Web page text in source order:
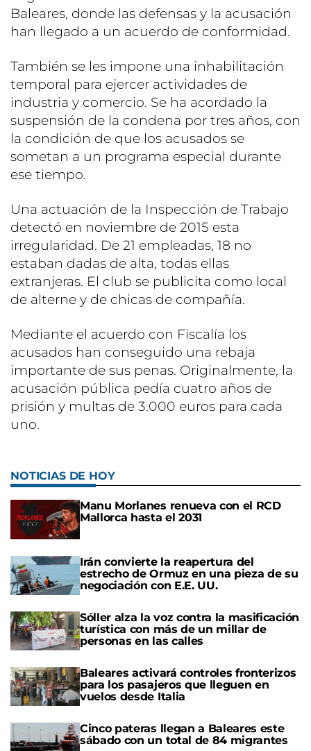
Baleares, donde las defensas y la acusación
han llegado a un acuerdo de conformidad.
También se les impone una inhabilitación
temporal para ejercer actividades de
industria y comercio. Se ha acordado la
suspensión de la condena por tres años, con
la condición de que los acusados se
sometan a un programa especial durante
ese tiempo.
Una actuación de la Inspección de Trabajo
detectó en noviembre de 2015 esta
irregularidad. De 21 empleadas, 18 no
estaban dadas de alta, todas ellas
extranjeras. El club se publicita como local
de alterne y de chicas de compañía.
Mediante el acuerdo con Fiscalía los
acusados han conseguido una rebaja
importante de sus penas. Originalmente, la
acusación pública pedía cuatro años de
prisión y multas de 3.000 euros para cada
uno.
NOTICIAS DE HOY
Manu Morlanes renueva con el RCD
Mallorca hasta el 2031
Irán convierte la reapertura del
estrecho de Ormuz en una pieza de su
negociación con E.E. UU.
Sóller alza la voz contra la masificación
turística con más de un millar de
personas en las calles
Baleares activará controles fronterizos
para los pasajeros que lleguen en
vuelos desde Italia
Cinco pateras llegan a Baleares este
sábado con un total de 84 migrantes